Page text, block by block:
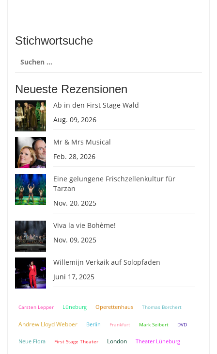
Stichwortsuche
nach:
Neueste Rezensionen
Ab in den First Stage Wald
Aug. 09, 2026
Mr & Mrs Musical
Feb. 28, 2026
Eine gelungene Frischzellenkultur für
Tarzan
Nov. 20, 2025
Viva la vie Bohème!
Nov. 09, 2025
Willemijn Verkaik auf Solopfaden
Juni 17, 2025
Carsten Lepper Lüneburg Operettenhaus Thomas Borchert
Andrew Lloyd Webber Berlin Frankfurt Mark Seibert DVD
Neue Flora First Stage Theater London Theater Lüneburg